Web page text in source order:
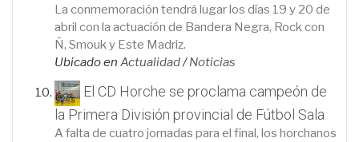
La conmemoración tendrá lugar los días 19 y 20 de
abril con la actuación de Bandera Negra, Rock con
Ñ, Smouk y Este Madriz.
Ubicado en Actualidad/Noticias
El CD Horche se proclama campeón de
la Primera División provincial de Fútbol Sala
A falta de cuatro jornadas para el final, los horchanos